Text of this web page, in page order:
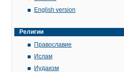
English version
Религии
Православие
Ислам
Иудаизм